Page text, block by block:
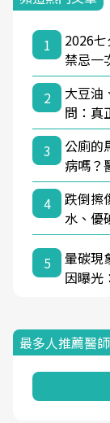
1
2026
禁忌一
2
大豆油
問：真
3
公廁的
病嗎？
4
跌倒擦
水、優
5
暈碳現
因曝光
最多人推薦醫師